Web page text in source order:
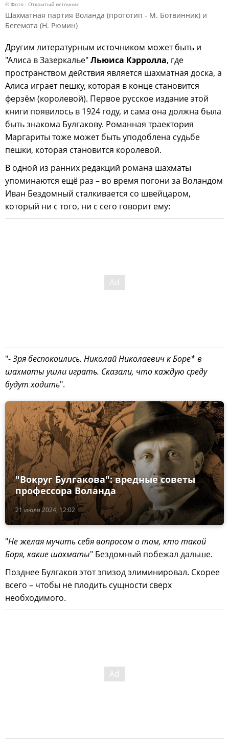
© Фото : Открытый источник
Шахматная партия Воланда (прототип - М. Ботвинник) и
Бегемота (Н. Рюмин)
Другим литературным источником может быть и
"Алиса в Зазеркалье"Льюиса Кэрролла, где
пространством действия является шахматная доска, а
Алиса играет пешку, которая в конце становится
ферзём (королевой). Первое русское издание этой
книги появилось в 1924 году, и сама она должна была
быть знакома Булгакову. Романная траектория
Маргариты тоже может быть уподоблена судьбе
пешки, которая становится королевой.
В одной из ранних редакций романа шахматы
упоминаются ещё раз – во время погони за Воландом
Иван Бездомный сталкивается со швейцаром,
который ни с того, ни с сего говорит ему:
"- Зря беспокоились. Николай Николаевич к Боре* в
шахматы ушли играть. Сказали, что каждую среду
будут ходить".
21 июля 2024, 12:02
"Вокруг Булгакова": вредные советы
профессора Воланда
"Не желая мучить себя вопросом о том, кто такой
Боря, какие шахматы" Бездомный побежал дальше.
Позднее Булгаков этот эпизод элиминировал. Скорее
всего – чтобы не плодить сущности сверх
необходимого.